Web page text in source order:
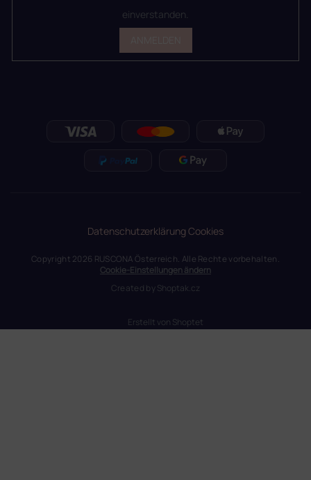
einverstanden.
DatenschutzerklärungCookies
Erstellt von Shoptet
Copyright 2026 RUSCONA Österreich. Alle Rechte vorbehalten.
Cookie-Einstellungen ändern
Created byShoptak.cz